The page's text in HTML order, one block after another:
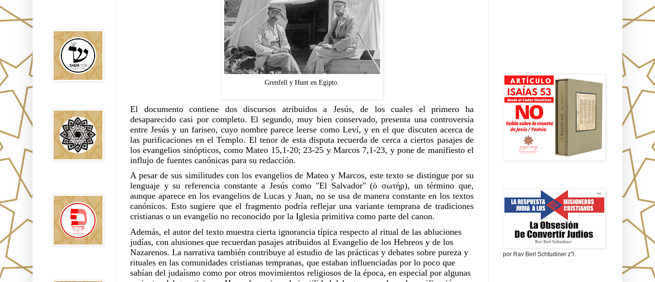
Grenfell y Hunt en Egipto.
El documento contiene dos discursos atribuidos a Jesús, de los cuales el primero ha
desaparecido casi por completo. El segundo, muy bien conservado, presenta una controversia
entre Jesús y un fariseo, cuyo nombre parece leerse como Leví, y en el que discuten acerca de
las purificaciones en el Templo. El tenor de esta disputa recuerda de cerca a ciertos pasajes de
los evangelios sinópticos, como Mateo 15,1-20; 23-25 y Marcos 7,1-23, y pone de manifiesto el
influjo de fuentes canónicas para su redacción.
A pesar de sus similitudes con los evangelios de Mateo y Marcos, este texto se distingue por su
lenguaje y su referencia constante a Jesús como "El Salvador" (ὁ σωτήρ), un término que,
aunque aparece en los evangelios de Lucas y Juan, no se usa de manera constante en los textos
canónicos. Esto sugiere que el fragmento podría reflejar una variante temprana de tradiciones
cristianas o un evangelio no reconocido por la Iglesia primitiva como parte del canon.
Además, el autor del texto muestra cierta ignorancia típica respecto al ritual de las abluciones
judías, con alusiones que recuerdan pasajes atribuidos al Evangelio de los Hebreos y de los
Nazarenos. La narrativa también contribuye al estudio de las prácticas y debates sobre pureza y
rituales en las comunidades cristianas tempranas, que estaban influenciadas por lo poco que
sabían del judaísmo como por otros movimientos religiosos de la época, en especial por algunas
por Rav Berl Schtudiner z"l.